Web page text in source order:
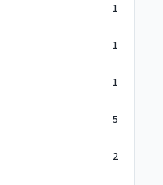
1
1
1
5
2